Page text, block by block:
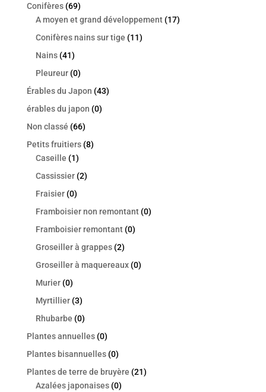
Conifères (69)
A moyen et grand développement (17)
Conifères nains sur tige (11)
Nains (41)
Pleureur (0)
Érables du Japon (43)
érables du japon (0)
Non classé (66)
Petits fruitiers (8)
Caseille (1)
Cassissier (2)
Fraisier (0)
Framboisier non remontant (0)
Framboisier remontant (0)
Groseiller à grappes (2)
Groseiller à maquereaux (0)
Murier (0)
Myrtillier (3)
Rhubarbe (0)
Plantes annuelles (0)
Plantes bisannuelles (0)
Plantes de terre de bruyère (21)
Azalées japonaises (0)